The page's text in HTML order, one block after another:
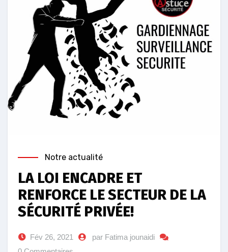
Notre actualité
LA LOI ENCADRE ET
RENFORCE LE SECTEUR DE LA
SÉCURITÉ PRIVÉE!
Fév 26, 2021
par Fatima jounaidi